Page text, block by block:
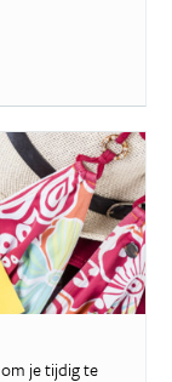
je tijdig te